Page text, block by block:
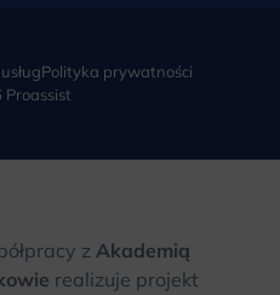
Polityka prywatności
zAkademią
realizuje projekt